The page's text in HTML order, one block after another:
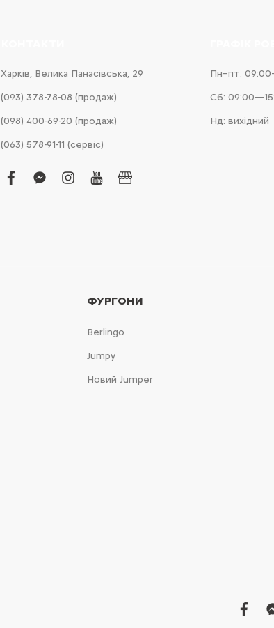
Харків, Велика Панасівська, 29
(093) 378-78-08 (продаж)
(098) 400-69-20 (продаж)
(063) 578-91-11 (сервіс)
facebook
facebook-
instagram
youtubebusiness
Пн–пт:
Сб:
Нд: вихідний
ФУРГОНИ
Berlingo
Jumpy
Новий Jumper